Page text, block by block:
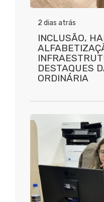
2 dias atrás
INCLUSÃO,
DESTAQUES
ORDINÁRIA